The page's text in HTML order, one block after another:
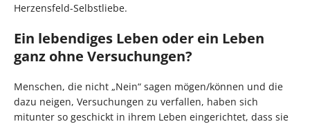
Herzensfeld-Selbstliebe.
Ein lebendiges Leben oder ein Leben
ganz ohne Versuchungen?
Menschen, die nicht „Nein“ sagen mögen/können und die
dazu neigen, Versuchungen zu verfallen, haben sich
mitunter so geschickt in ihrem Leben eingerichtet, dass sie